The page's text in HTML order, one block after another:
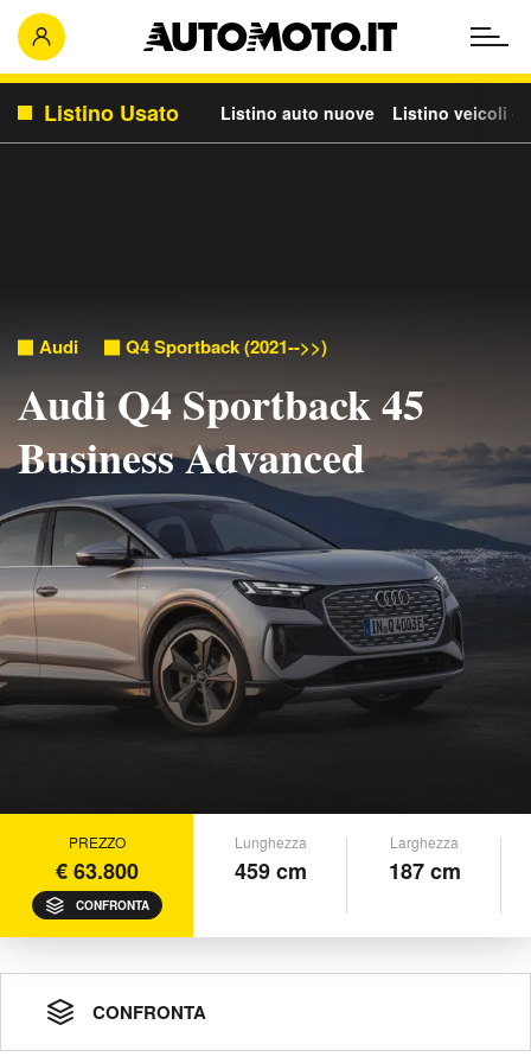
Listino Usato Listino auto nuove Listino veicoli
Audi Q4 Sportback (2021-->>)
Audi Q4 Sportback 45
Business Advanced
PREZZO
€ 63.800
CONFRONTA
Lunghezza
459 cm
Larghezza
187 cm
CONFRONTA